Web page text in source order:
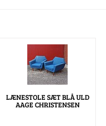
LÆNESTOLE SÆT BLÅ ULD
AAGE CHRISTENSEN